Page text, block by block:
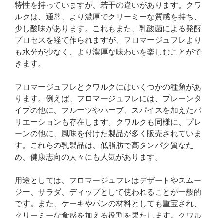
特性を持っていますが、若干の違いがあります。クワ
ルクは、通常、より濃厚でクリーミーな質感を持ち、
少し酸味があります。これもまた、乳酸菌による発酵
プロセスを経て作られますが、フロマージュフレより
も水分が少なく、より濃厚な味わいを楽しむことがで
きます。
フロマージュフレとクワルクにはいくつかの種類があ
ります。例えば、フロマージュフレには、プレーンタ
イプの他に、フルーツやハーブ、スパイスを加えたバ
リエーションも存在します。クワルクも同様に、プレ
ーンの他に、風味を付けた製品が多く販売されていま
す。これらの乳製品は、低脂肪で高タンパク質なた
め、健康志向の人々にも人気があります。
用途としては、フロマージュフレはデザートやスムー
ジー、サラダ、ディップとして使われることが一般的
です。また、ケーキやパンの材料としても重宝され、
クリーミーな食感を加える役割を果たします。クワル